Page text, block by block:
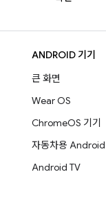
ANDROID 기기
큰 화면
Wear OS
ChromeOS 기기
자동차용 Android
Android TV